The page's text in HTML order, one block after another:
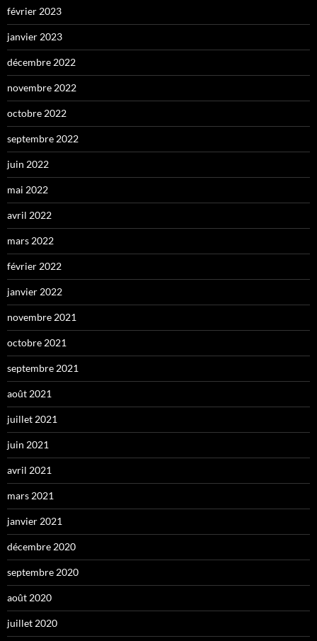
février 2023
janvier 2023
décembre 2022
novembre 2022
octobre 2022
septembre 2022
juin 2022
mai 2022
avril 2022
mars 2022
février 2022
janvier 2022
novembre 2021
octobre 2021
septembre 2021
août 2021
juillet 2021
juin 2021
avril 2021
mars 2021
janvier 2021
décembre 2020
septembre 2020
août 2020
juillet 2020